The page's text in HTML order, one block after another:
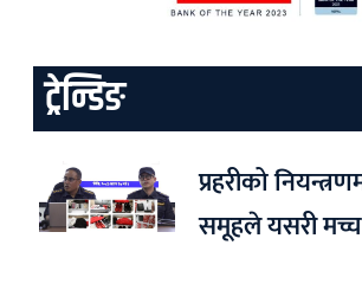
ट्रेन्डिङ
प्रहरीको
समूहले यसरी